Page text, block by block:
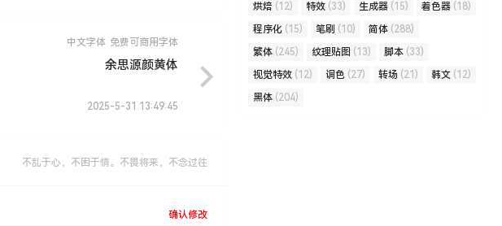
中文字体 免费可商用字体
余思源颜黄体
2025-5-31 13:49:45
不乱于心，不困于情。不畏将来，不念过往
确认修改
烘焙 (12) 特效 (33) 生成器 (15) 着色器 (18)
程序化 (15) 笔刷 (10) 简体 (288)
繁体 (245) 纹理贴图 (13) 脚本 (33)
视觉特效 (12) 调色 (27) 转场 (21) 韩文 (12)
黑体 (204)